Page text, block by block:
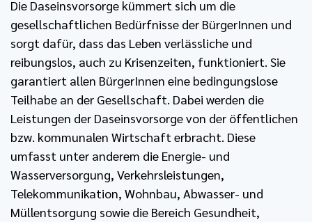
Die Daseinsvorsorge kümmert sich um die
gesellschaftlichen Bedürfnisse der BürgerInnen und
sorgt dafür, dass das Leben verlässliche und
reibungslos, auch zu Krisenzeiten, funktioniert. Sie
garantiert allen BürgerInnen eine bedingungslose
Teilhabe an der Gesellschaft. Dabei werden die
Leistungen der Daseinsvorsorge von der öffentlichen
bzw. kommunalen Wirtschaft erbracht. Diese
umfasst unter anderem die Energie- und
Wasserversorgung, Verkehrsleistungen,
Telekommunikation, Wohnbau, Abwasser- und
Müllentsorgung sowie die Bereich Gesundheit,